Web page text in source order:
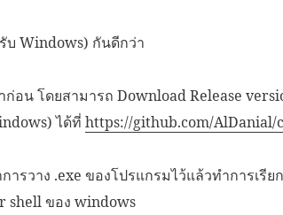
บ Windows) กันดีกว่า
อน โดยสามารถ Download Release
ได้ที่ https://github.com/AlDanial/
ารวาง .exe ของโปรแกรมไว้แล้วทำการเรี
shell ของ windows